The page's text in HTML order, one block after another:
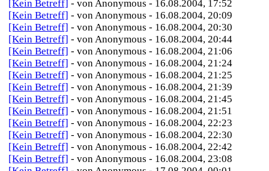
[Kein Betreff] - von Anonymous - 16.08.2004, 17:52
[Kein Betreff] - von Anonymous - 16.08.2004, 20:09
[Kein Betreff] - von Anonymous - 16.08.2004, 20:30
[Kein Betreff] - von Anonymous - 16.08.2004, 20:44
[Kein Betreff] - von Anonymous - 16.08.2004, 21:06
[Kein Betreff] - von Anonymous - 16.08.2004, 21:24
[Kein Betreff] - von Anonymous - 16.08.2004, 21:25
[Kein Betreff] - von Anonymous - 16.08.2004, 21:39
[Kein Betreff] - von Anonymous - 16.08.2004, 21:45
[Kein Betreff] - von Anonymous - 16.08.2004, 21:51
[Kein Betreff] - von Anonymous - 16.08.2004, 22:23
[Kein Betreff] - von Anonymous - 16.08.2004, 22:30
[Kein Betreff] - von Anonymous - 16.08.2004, 22:42
[Kein Betreff] - von Anonymous - 16.08.2004, 23:08